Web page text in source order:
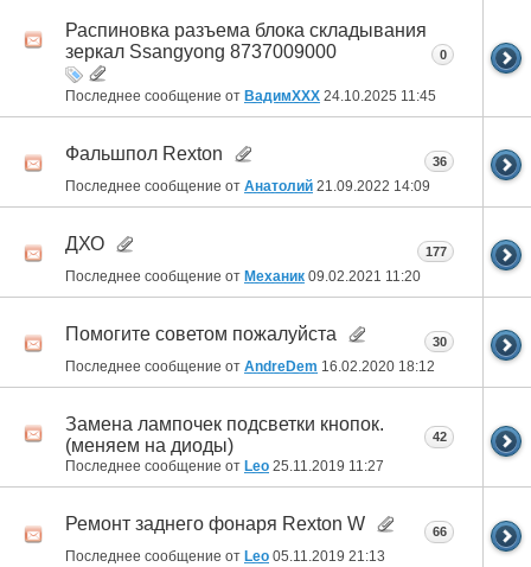
Распиновка разъема блока складывания
зеркал Ssangyong 8737009000
Последнее сообщение от ВадимХХХ 24.10.2025 11:45
0
Фальшпол Rexton
Последнее сообщение от Анатолий 21.09.2022 14:09
36
ДХО
Последнее сообщение от Механик 09.02.2021 11:20
177
Помогите советом пожалуйста
Последнее сообщение от AndreDem 16.02.2020 18:12
30
Замена лампочек подсветки кнопок.
(меняем на диоды)
Последнее сообщение от Leo 25.11.2019 11:27
42
Ремонт заднего фонаря Rexton W
Последнее сообщение от Leo 05.11.2019 21:13
66